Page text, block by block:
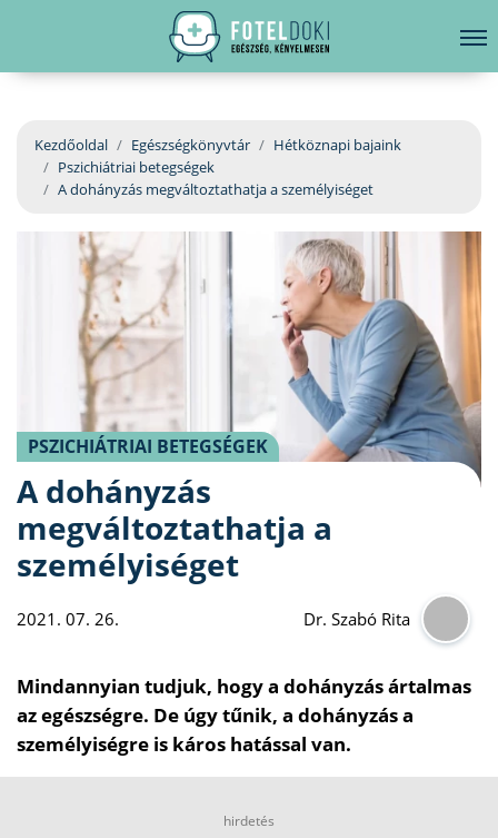
EGÉSZSÉGKÖNYVTÁR
BETEGSÉGKALAUZ
ÜGYELETKERESŐ
ORVOS VÁLASZOL
ORVOSKERESŐ
hirdetés
Kezdőoldal Egészségkönyvtár
Hétköznapi bajaink
Pszichiátriai betegségek
A dohányzás megváltoztathatja a személyiséget
PSZICHIÁTRIAI BETEGSÉGEK
A dohányzás
megváltoztathatja a
személyiséget
2021. 07. 26. Dr. Szabó Rita
Mindannyian tudjuk, hogy a dohányzás ártalmas
az egészségre. De úgy tűnik, a dohányzás a
személyiségre is káros hatással van.
hirdetés